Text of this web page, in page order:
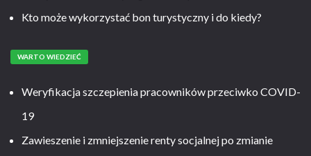
Kto może wykorzystać bon turystyczny i do kiedy?
WARTO WIEDZIEĆ
Weryfikacja szczepienia pracowników przeciwko COVID-
19
Zawieszenie i zmniejszenie renty socjalnej po zmianie